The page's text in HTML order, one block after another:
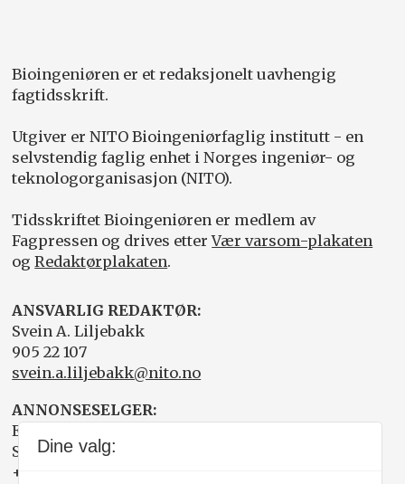
Bioingeniøren er et redaksjonelt uavhengig
fagtidsskrift.
Utgiver er NITO Bioingeniørfaglig institutt - en
selvstendig faglig enhet i Norges ingeniør- og
teknologorganisasjon (NITO).
Tidsskriftet Bioingeniøren er medlem av
Fagpressen og drives etterVær varsom-plakaten
ogRedaktørplakaten.
ANSVARLIG REDAKTØR:
Svein A. Liljebakk
905 22 107
svein.a.liljebakk@nito.no
ANNONSESELGER:
Elisabeth R. Wåde
Salgsfabrikken
+47 919 03 208
Dine valg: